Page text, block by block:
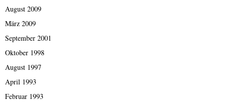
August 2009
März 2009
September 2001
Oktober 1998
August 1997
April 1993
Februar 1993